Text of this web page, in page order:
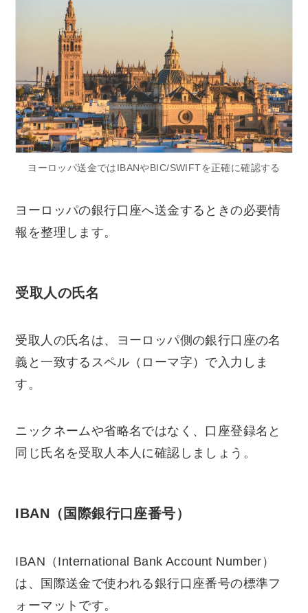
ヨーロッパ送金ではIBANやBIC/SWIFTを正確に確認する
ヨーロッパの銀行口座へ送金するときの必要情
報を整理します。
受取人の氏名
受取人の氏名は、ヨーロッパ側の銀行口座の名
義と一致するスペル（ローマ字）で入力しま
す。
ニックネームや省略名ではなく、口座登録名と
同じ氏名を受取人本人に確認しましょう。
IBAN（国際銀行口座番号）
IBAN（International Bank Account Number）
は、国際送金で使われる銀行口座番号の標準フ
ォーマットです。